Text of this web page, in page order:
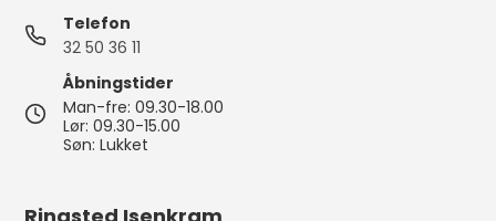
Telefon
32 50 36 11
Åbningstider
Man-fre: 09.30-18.00
Lør: 09.30-15.00
Søn: Lukket
Ringsted Isenkram